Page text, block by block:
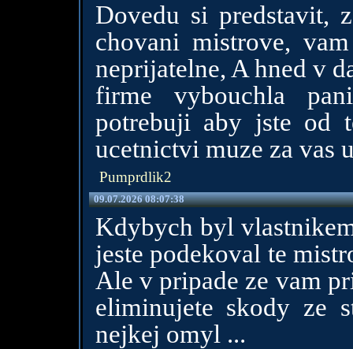
Dovedu si predstavit,
chovani mistrove,
neprijatelne, A hned v
firme vybouchla
potrebuji aby jste od
ucetnictvi muze za vas
Pumprdlik2
09.07.2026 08:07:38
Kdybych byl
jeste podekoval te
Ale v pripade ze vam
eliminujete skody ze
nejkej omyl ...